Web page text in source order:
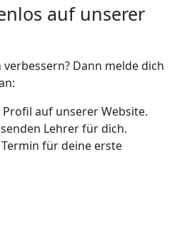
auf unserer
Dann melde dich
auf unserer Website.
Lehrer für dich.
für deine erste